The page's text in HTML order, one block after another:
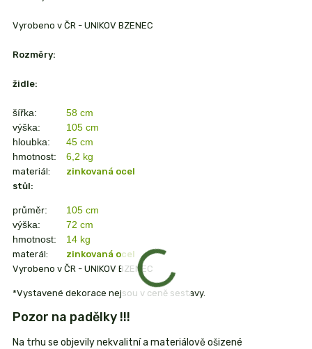
Vyrobeno v ČR - UNIKOV BZENEC
Rozměry:
židle:
šířka:
58 cm
výška:
105 cm
hloubka:
45 cm
hmotnost:
6,2 kg
materiál:
zinkovaná ocel
stůl:
průměr:
105 cm
výška:
72 cm
hmotnost:
14 kg
materál:
zinkovaná ocel
Vyrobeno v ČR - UNIKOV BZENEC
*Vystavené dekorace nejsou v ceně sestavy.
Pozor na padělky !!!
Na trhu se objevily nekvalitní a materiálově ošizené